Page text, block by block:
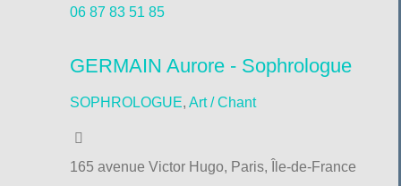
06 87 83 51 85
GERMAIN Aurore - Sophrologue
SOPHROLOGUE, Art / Chant
165 avenue Victor Hugo, Paris, Île-de-France